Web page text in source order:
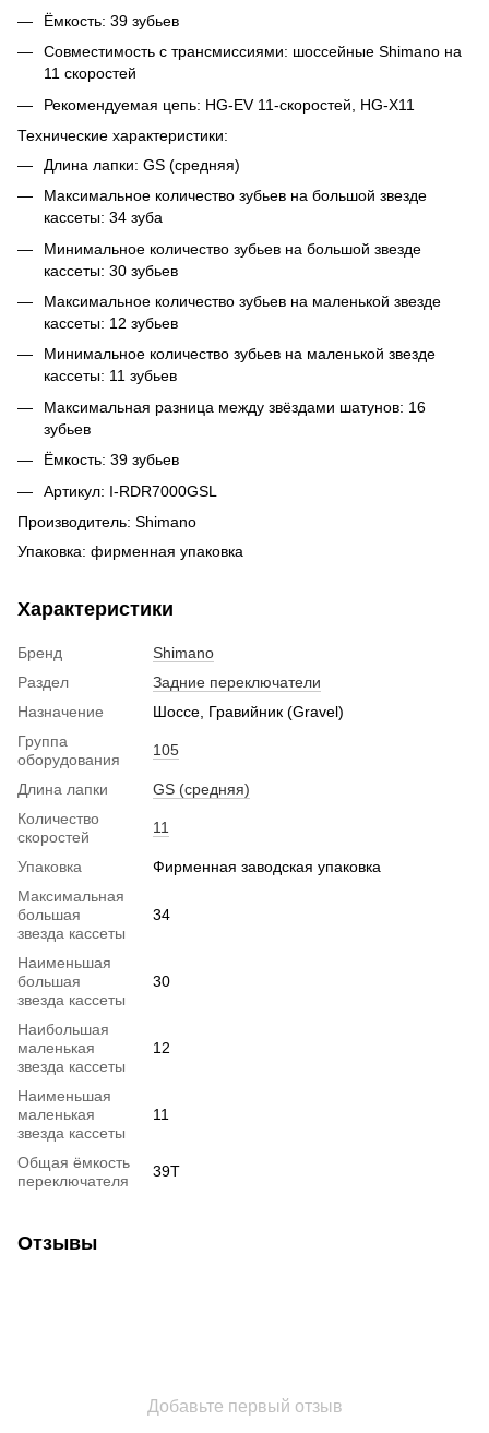
Ёмкость: 39 зубьев
Совместимость с трансмиссиями: шоссейные Shimano на
11 скоростей
Рекомендуемая цепь: HG-EV 11-скоростей, HG-X11
Технические характеристики:
Длина лапки: GS (средняя)
Максимальное количество зубьев на большой звезде
кассеты: 34 зуба
Минимальное количество зубьев на большой звезде
кассеты: 30 зубьев
Максимальное количество зубьев на маленькой звезде
кассеты: 12 зубьев
Минимальное количество зубьев на маленькой звезде
кассеты: 11 зубьев
Максимальная разница между звёздами шатунов: 16
зубьев
Ёмкость: 39 зубьев
Артикул: I-RDR7000GSL
Производитель: Shimano
Упаковка: фирменная упаковка
Характеристики
Бренд
Shimano
Раздел
Задние переключатели
Назначение
Шоссе, Гравийник (Gravel)
Группа
оборудования
105
Длина лапки
GS (средняя)
Количество
скоростей
11
Упаковка
Фирменная заводская упаковка
Максимальная
большая
звезда кассеты
34
Наименьшая
большая
звезда кассеты
30
Наибольшая
маленькая
звезда кассеты
12
Наименьшая
маленькая
звезда кассеты
11
Общая ёмкость
переключателя
39T
Отзывы
Добавьте первый отзыв